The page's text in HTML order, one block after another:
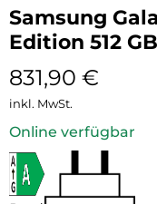
Samsung
Edition 512
831,90 €
inkl. MwSt.
Online verfügbar